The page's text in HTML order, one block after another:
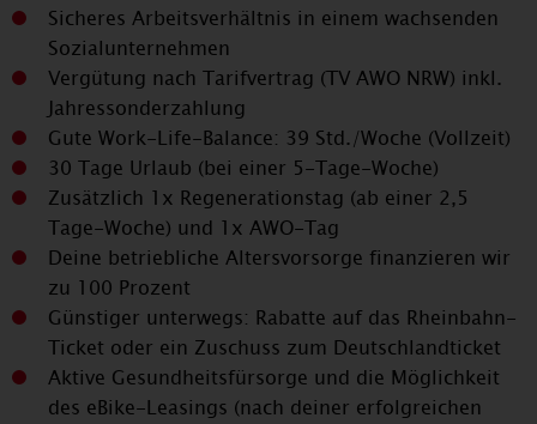
Sicheres Arbeitsverhältnis in einem wachsenden
Sozialunternehmen
Vergütung nach Tarifvertrag (TV AWO NRW) inkl.
Jahressonderzahlung
Gute Work-Life-Balance: 39 Std./Woche (Vollzeit)
30 Tage Urlaub (bei einer 5-Tage-Woche)
Zusätzlich 1x Regenerationstag (ab einer 2,5
Tage-Woche) und 1x AWO-Tag
Deine betriebliche Altersvorsorge finanzieren wir
zu 100 Prozent
Günstiger unterwegs: Rabatte auf das Rheinbahn-
Ticket oder ein Zuschuss zum Deutschlandticket
Aktive Gesundheitsfürsorge und die Möglichkeit
des eBike-Leasings (nach deiner erfolgreichen